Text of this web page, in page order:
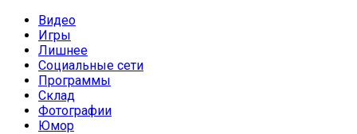
Видео
Игры
Лишнее
Социальные сети
Программы
Склад
Фотографии
Юмор